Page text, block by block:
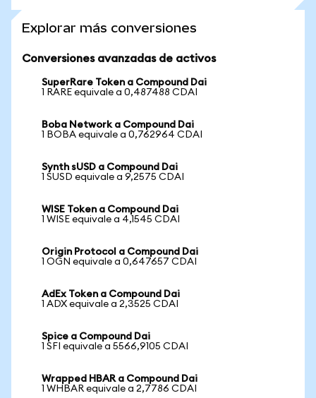
Explorar más conversiones
Conversiones avanzadas de activos
SuperRare Token a Compound Dai
1 RARE equivale a 0,487488 CDAI
Boba Network a Compound Dai
1 BOBA equivale a 0,762964 CDAI
Synth sUSD a Compound Dai
1 SUSD equivale a 9,2575 CDAI
WISE Token a Compound Dai
1 WISE equivale a 4,1545 CDAI
Origin Protocol a Compound Dai
1 OGN equivale a 0,647657 CDAI
AdEx Token a Compound Dai
1 ADX equivale a 2,3525 CDAI
Spice a Compound Dai
1 SFI equivale a 5566,9105 CDAI
Wrapped HBAR a Compound Dai
1 WHBAR equivale a 2,7786 CDAI